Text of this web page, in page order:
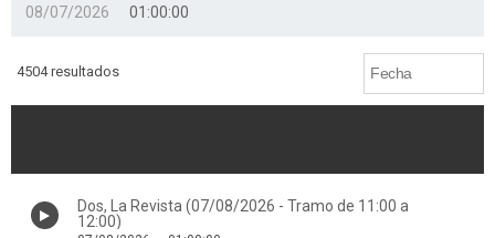
08/07/2026 01:00:00
4504 resultados
Dos, La Revista (07/08/2026 - Tramo de 11:00 a
12:00)